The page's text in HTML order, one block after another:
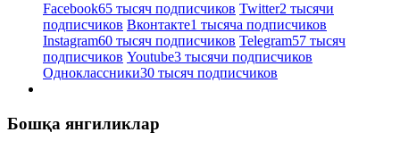
Facebook65 тысяч подписчиков Twitter2 тысячи
подписчиков Вконтакте1 тысяча подписчиков
Instagram60 тысяч подписчиков Telegram57 тысяч
подписчиков Youtube3 тысячи подписчиков
Одноклассники30 тысяч подписчиков
Бошқа янгиликлар